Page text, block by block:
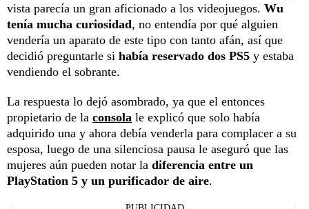
vista parecía un gran aficionado a los videojuegos. Wu
tenía mucha curiosidad, no entendía por qué alguien
vendería un aparato de este tipo con tanto afán, así que
decidió preguntarle si había reservado dos PS5 y estaba
vendiendo el sobrante.
La respuesta lo dejó asombrado, ya que el entonces
propietario de la consola le explicó que solo había
adquirido una y ahora debía venderla para complacer a su
esposa, luego de una silenciosa pausa le aseguró que las
mujeres aún pueden notar la diferencia entre un
PlayStation 5 y un purificador de aire.